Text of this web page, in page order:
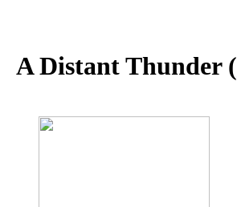
A Distant Thunder(